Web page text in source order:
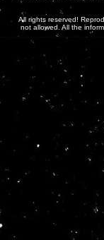
All rights reserved!
not allowed. All the